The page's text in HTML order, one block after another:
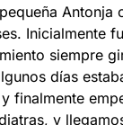
Inicialmente
siempre
días
finalmente
y